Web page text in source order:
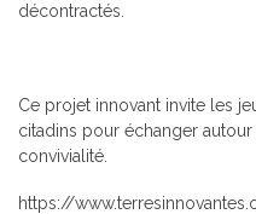
décontractés.
Ce projet innovant invite les
citadins pour échanger autour
convivialité.
https://